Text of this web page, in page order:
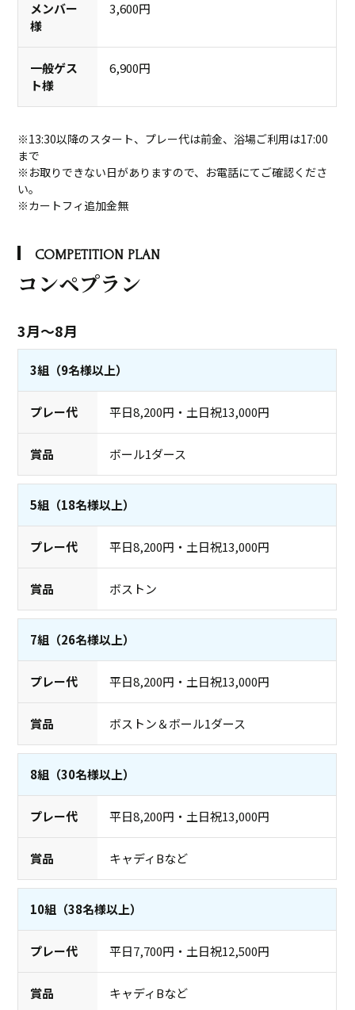
3,600円
6,900円
※13:30以降のスタート、プレー代は前金、浴場ご利用は17:00
まで
※お取りできない日がありますので、お電話にてご確認くださ
い。
※カートフィ追加金無
COMPETITION PLAN
コンペプラン
3月～8月
3組（9名様以上）
平日8,200円・土日祝13,000円
ボール1ダース
5組（18名様以上）
平日8,200円・土日祝13,000円
ボストン
7組（26名様以上）
平日8,200円・土日祝13,000円
ボストン＆ボール1ダース
8組（30名様以上）
平日8,200円・土日祝13,000円
キャディBなど
10組（38名様以上）
平日7,700円・土日祝12,500円
キャディBなど